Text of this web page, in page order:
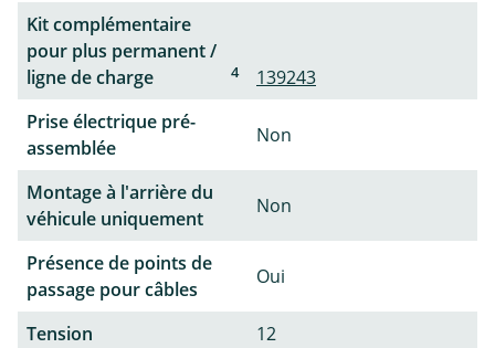
Kit complémentaire
pour plus permanent /
ligne de charge
4
139243
Prise électrique pré-
assemblée
Non
Montage à l'arrière du
véhicule uniquement
Non
Présence de points de
passage pour câbles
Oui
Tension
12